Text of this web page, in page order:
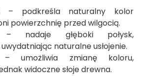
– podkreśla naturalny kolor
powierzchnię przed wilgocią.
– nadaje głęboki połysk,
naturalne usłojenie.
– umożliwia zmianę koloru,
widoczne słoje drewna.